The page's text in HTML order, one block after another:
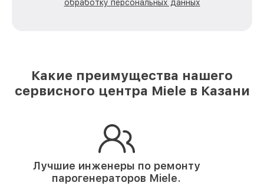
обработку персональных данных
Какие преимущества нашего
сервисного центра Miele в Казани
Лучшие инженеры по ремонту
парогенераторов Miele.